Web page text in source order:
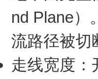
nd Plane）
流路径被切
走线宽度：